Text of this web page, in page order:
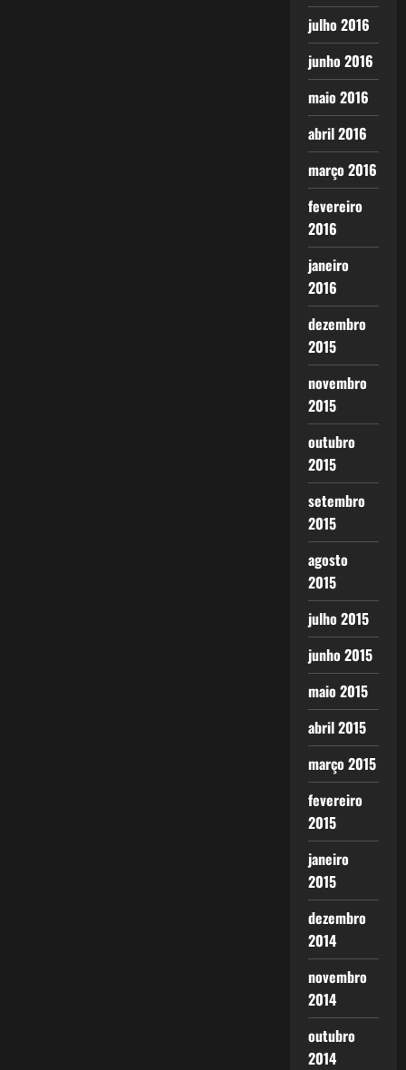
julho 2016
junho 2016
maio 2016
abril 2016
março 2016
fevereiro
2016
janeiro
2016
dezembro
2015
novembro
2015
outubro
2015
setembro
2015
agosto
2015
julho 2015
junho 2015
maio 2015
abril 2015
março 2015
fevereiro
2015
janeiro
2015
dezembro
2014
novembro
2014
outubro
2014